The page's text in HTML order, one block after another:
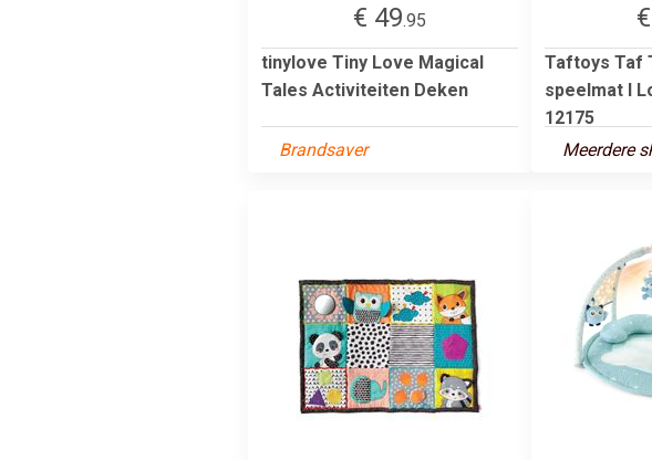
€ 49.95
tinylove Tiny Love Magical
Tales Activiteiten Deken
Brandsaver
Taftoys Taf
speelmat I
12175
Meerdere